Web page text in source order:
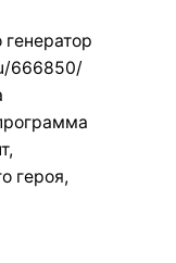
генератор
666850/
героя,